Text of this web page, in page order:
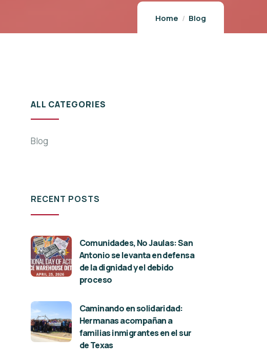
Home Blog
ALL CATEGORIES
Blog
RECENT POSTS
Comunidades, No Jaulas: San
Antonio se levanta en defensa
de la dignidad y el debido
proceso
Caminando en solidaridad:
Hermanas acompañan a
familias inmigrantes en el sur
de Texas